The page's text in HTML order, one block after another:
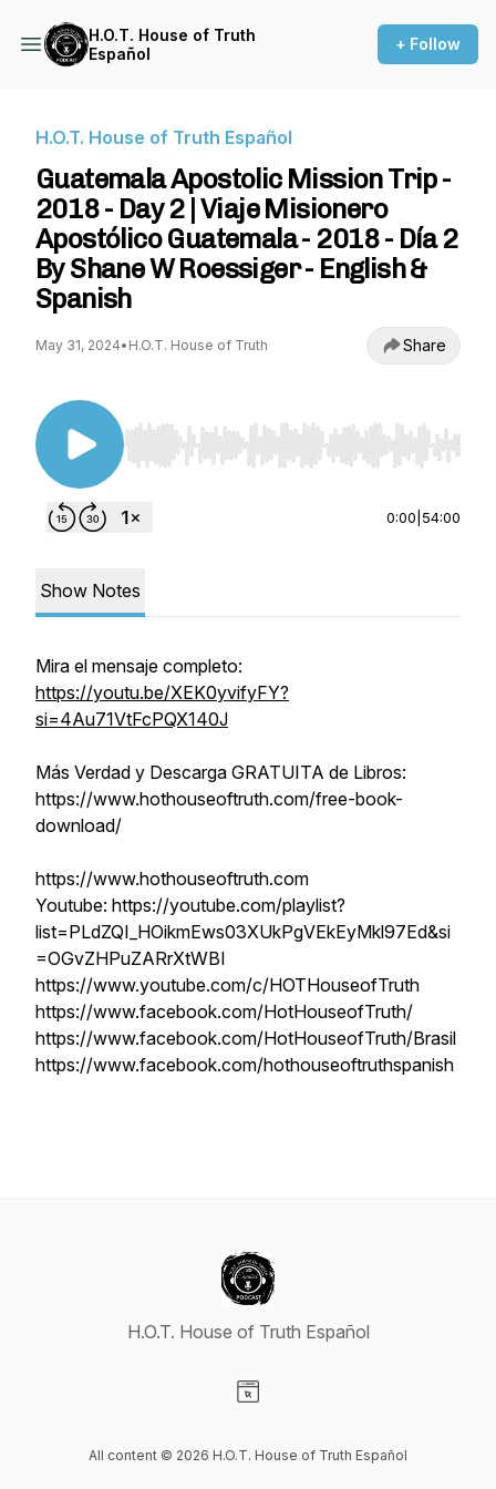
H.O.T. House of Truth
Español
+ Follow
H.O.T. House of Truth Español
Guatemala Apostolic Mission Trip -
2018 - Day 2 | Viaje Misionero
Apostólico Guatemala - 2018 - Día 2
By Shane W Roessiger - English &
Spanish
May 31, 2024• H.O.T. House of Truth Share
Use Left/Right to seek, Home/End to jump to
0:00 54:00
Show Notes
Mira el mensaje completo:
https://youtu.be/XEK0yvifyFY?
si=4Au71VtFcPQX140J
Más Verdad y Descarga GRATUITA de Libros:
https://www.hothouseoftruth.com/free-book-
download/
https://www.hothouseoftruth.com
Youtube: https://youtube.com/playlist?
list=PLdZQI_HOikmEws03XUkPgVEkEyMkl97Ed&si
=OGvZHPuZARrXtWBI
https://www.youtube.com/c/HOTHouseofTruth
https://www.facebook.com/HotHouseofTruth/
https://www.facebook.com/HotHouseofTruth/Brasil
https://www.facebook.com/hothouseoftruthspanish
H.O.T. House of Truth Español
All content © 2026 H.O.T. House of Truth Español